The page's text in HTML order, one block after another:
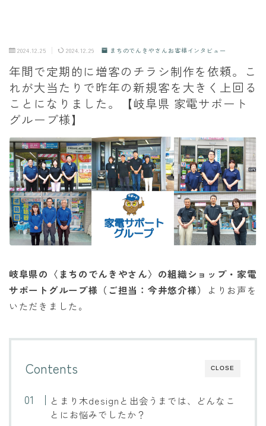
2024.12.25 2024.12.29 まちのでんきやさんお客様インタビュー
年間で定期的に増客のチラシ制作を依頼。こ
れが大当たりで昨年の新規客を大きく上回る
ことになりました。【岐阜県 家電サポート
グループ様】
岐阜県の 〈 まちのでんきやさん〉 の組織ショップ・家電
サポートグループ様 （ご担当：今井悠介様）
よりお声を
いただきました。
CLOSE
Contents
とまり木designと出会うまでは、どんなこ
とにお悩みでしたか？